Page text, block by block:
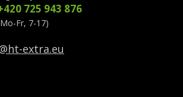
725 943 876
Fr, 7-17)
extra.eu